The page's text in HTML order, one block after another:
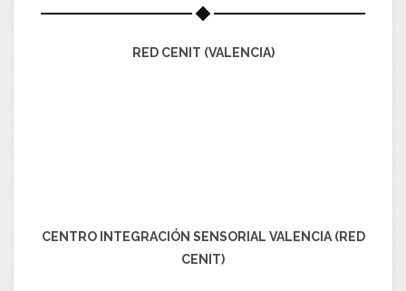
RED CENIT (VALENCIA)
CENTRO INTEGRACIÓN SENSORIAL VALENCIA (RED
CENIT)